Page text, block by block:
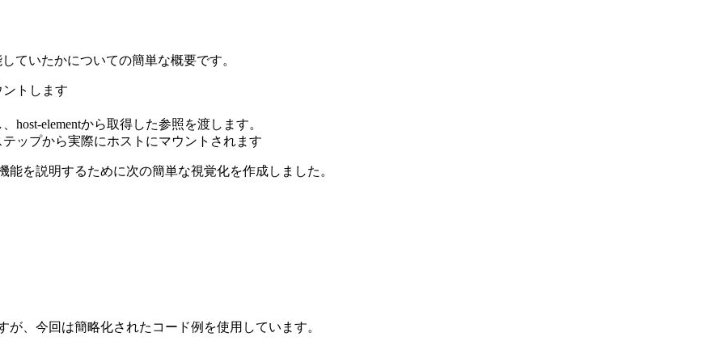
ていたかについての簡単な概要です。
トします
host-elementから取得した参照を渡します。
ップから実際にホストにマウントされます
を説明するために次の簡単な視覚化を作成しました。